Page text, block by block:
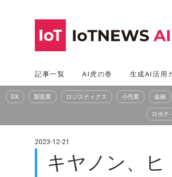
へ
ス
記事一覧 AI虎の巻 生成AI活用
DX 製造業 ロジスティクス 小売業 金融
ロボテ
2023-12-21
キヤノン、ヒ